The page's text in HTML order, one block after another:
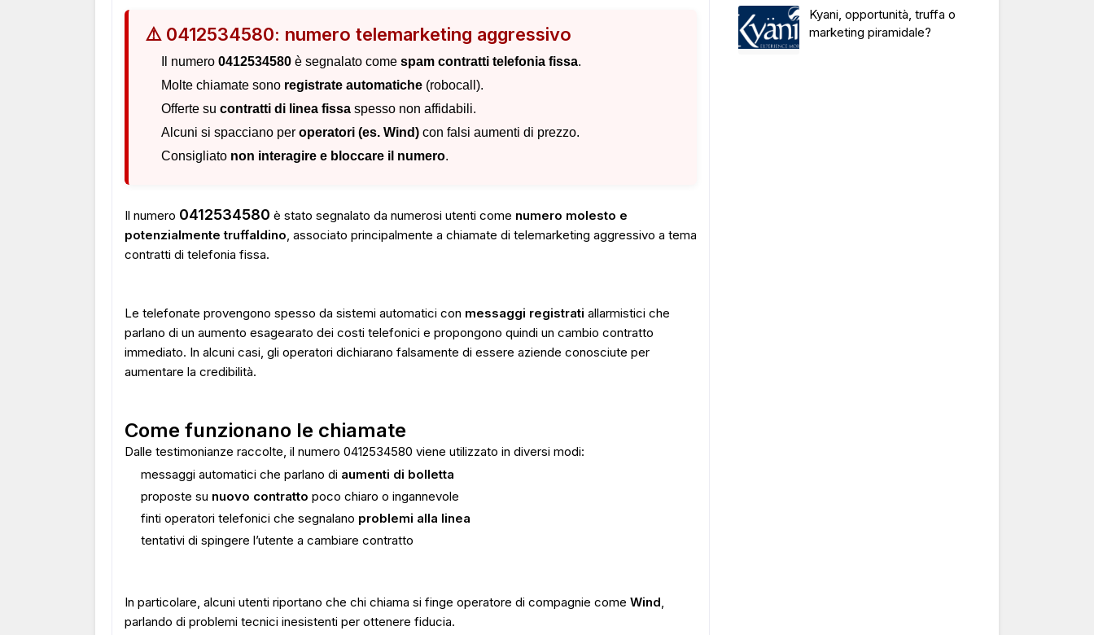
⚠️ 0412534580: numero telemarketing aggressivo
Il numero 0412534580 è segnalato come spam contratti telefonia fissa.
Molte chiamate sono registrate automatiche (robocall).
Offerte su contratti di linea fissa spesso non affidabili.
Alcuni si spacciano per operatori (es. Wind) con falsi aumenti di prezzo.
Consigliato non interagire e bloccare il numero.
Il numero 0412534580 è stato segnalato da numerosi utenti come numero molesto e
potenzialmente truffaldino , associato principalmente a chiamate di telemarketing aggressivo a tema
contratti di telefonia fissa.
Le telefonate provengono spesso da sistemi automatici con messaggi registrati allarmistici che
parlano di un aumento esagearato dei costi telefonici e propongono quindi un cambio contratto
immediato. In alcuni casi, gli operatori dichiarano falsamente di essere aziende conosciute per
aumentare la credibilità.
Come funzionano le chiamate
Dalle testimonianze raccolte, il numero 0412534580 viene utilizzato in diversi modi:
messaggi automatici che parlano di aumenti di bolletta
proposte su nuovo contratto poco chiaro o ingannevole
finti operatori telefonici che segnalano problemi alla linea
tentativi di spingere l’utente a cambiare contratto
In particolare, alcuni utenti riportano che chi chiama si finge operatore di compagnie come Wind
parlando di problemi tecnici inesistenti per ottenere fiducia.
Kyani, opportunità, truffa o
marketing piramidale?